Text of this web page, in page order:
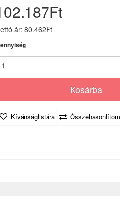
ár: 80.462Ft
Kosárba
Kívánságlistára Összehasonlítom